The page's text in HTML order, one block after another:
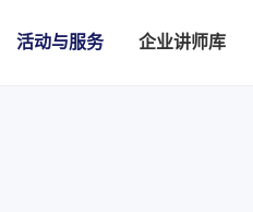
活动与服务 企业讲师库